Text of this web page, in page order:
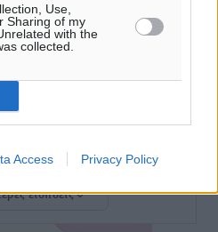
Use,
Sharing of my
with the
collected.
Access Privacy Policy
και Διαλόγου 2028
Γερμανό τουρίστα ανήκει η
ειδήσεις